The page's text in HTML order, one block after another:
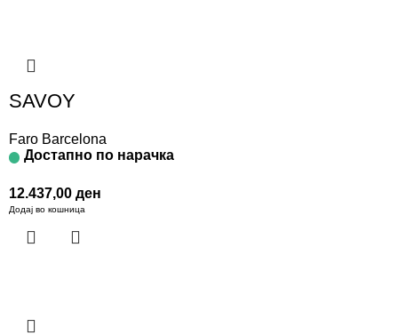
SAVOY
Faro Barcelona
Достапно по нарачка
12.437,00 ден
Додај во кошница